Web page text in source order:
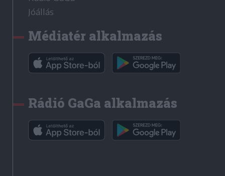
Jóállás
Médiatér alkalmazás
Rádió GaGa alkalmazás